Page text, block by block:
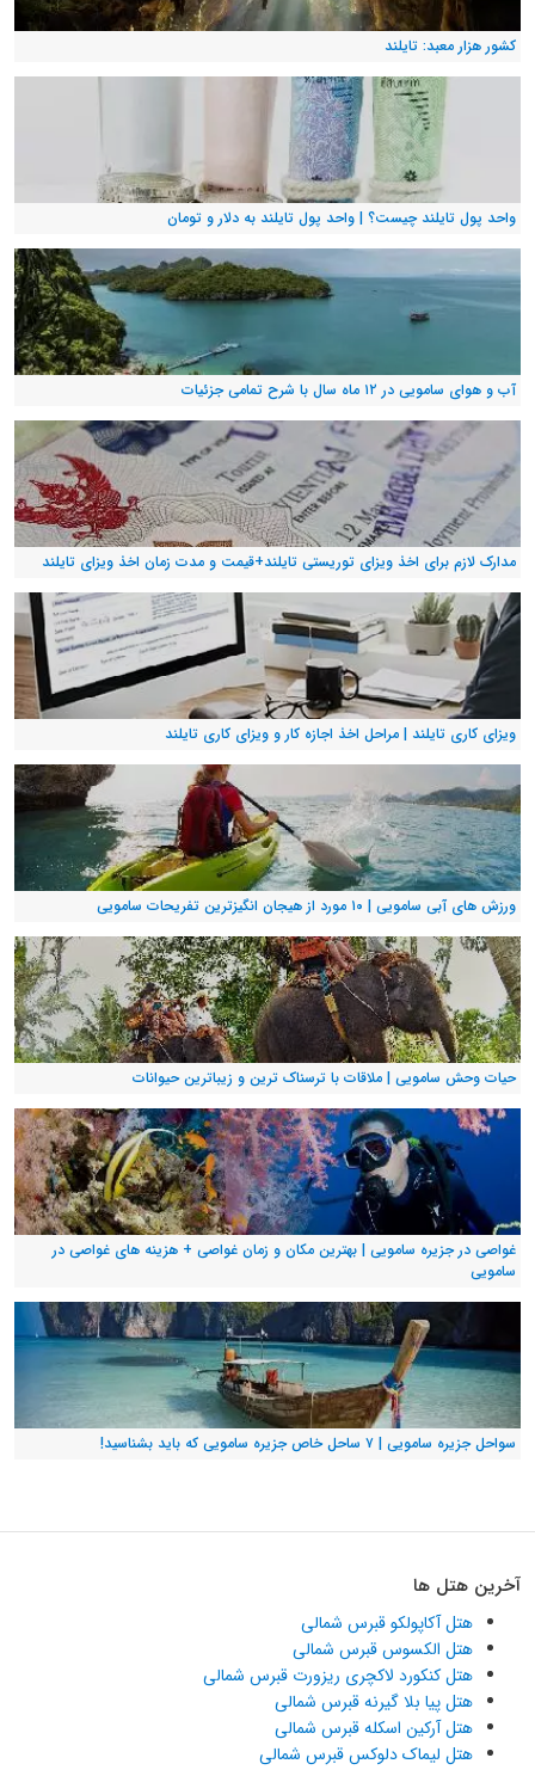
کشور هزار معبد: تایلند
واحد پول تایلند چیست؟ | واحد پول تایلند به دلار و تومان
آب و هوای سامویی در ۱۲ ماه سال با شرح تمامی جزئیات
مدارک لازم برای اخذ ویزای توریستی تایلند+قیمت و مدت زمان اخذ ویزای تایلند
ویزای کاری تایلند | مراحل اخذ اجازه کار و ویزای کاری تایلند
ورزش های آبی سامویی | ۱۰ مورد از هیجان انگیزترین تفریحات سامویی
حیات وحش سامویی | ملاقات با ترسناک ترین و زیباترین حیوانات
غواصی در جزیره سامویی | بهترین مکان و زمان غواصی + هزینه های غواصی در
سامویی
سواحل جزیره سامویی | ۷ ساحل خاص جزیره سامویی که باید بشناسید!
آخرین هتل ها
هتل آکاپولکو قبرس شمالی
هتل الکسوس قبرس شمالی
هتل کنکورد لاکچری ریزورت قبرس شمالی
هتل پیا بلا گیرنه قبرس شمالی
هتل آرکین اسکله قبرس شمالی
هتل لیماک دلوکس قبرس شمالی